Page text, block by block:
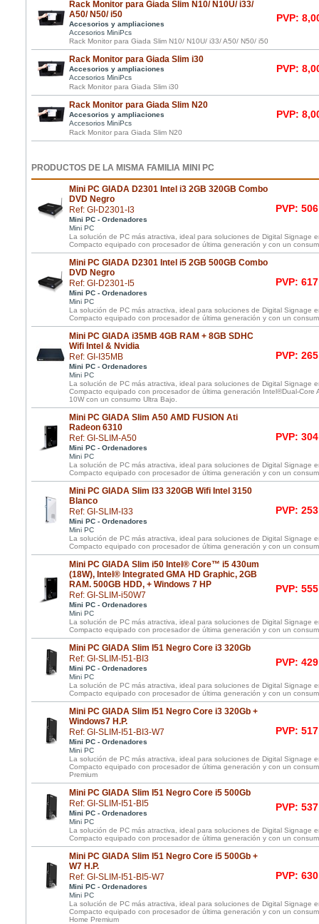
Rack Monitor para Giada Slim N10/ N10U/ i33/
A50/ N50/ i50
Accesorios y ampliaciones
Accesorios MiniPcs
PVP:
Rack Monitor para Giada Slim N10/ N10U/ i33/ A50/ N50/ i50
Rack Monitor para Giada Slim i30
Accesorios y ampliaciones
Accesorios MiniPcs
PVP:
Rack Monitor para Giada Slim i30
Rack Monitor para Giada Slim N20
Accesorios y ampliaciones
Accesorios MiniPcs
PVP:
Rack Monitor para Giada Slim N20
PRODUCTOS DE LA MISMA FAMILIA MINI PC
Mini PC GIADA D2301 Intel i3 2GB 320GB Combo
DVD Negro
Ref: GI-D2301-I3
Mini PC - Ordenadores
Mini PC
PVP:
La solución de PC más atractiva, ideal para soluciones de Digital Signage
Compacto equipado con procesador de última generación y con un
Mini PC GIADA D2301 Intel i5 2GB 500GB Combo
DVD Negro
Ref: GI-D2301-I5
Mini PC - Ordenadores
Mini PC
PVP:
La solución de PC más atractiva, ideal para soluciones de Digital Signage
Compacto equipado con procesador de última generación y con un
Mini PC GIADA i35MB 4GB RAM + 8GB SDHC
Wifi Intel & Nvidia
Ref: GI-I35MB
Mini PC - Ordenadores
Mini PC
PVP:
La solución de PC más atractiva, ideal para soluciones de Digital Signage
Compacto equipado con procesador de última generación Intel®Dual-
10W con un consumo Ultra Bajo.
Mini PC GIADA Slim A50 AMD FUSION Ati
Radeon 6310
Ref: GI-SLIM-A50
Mini PC - Ordenadores
Mini PC
PVP:
La solución de PC más atractiva, ideal para soluciones de Digital Signage
Compacto equipado con procesador de última generación y con un
Mini PC GIADA Slim I33 320GB Wifi Intel 3150
Blanco
Ref: GI-SLIM-I33
Mini PC - Ordenadores
Mini PC
PVP:
La solución de PC más atractiva, ideal para soluciones de Digital Signage
Compacto equipado con procesador de última generación y con un
Mini PC GIADA Slim i50 Intel® Core™ i5 430um
(18W), Intel® Integrated GMA HD Graphic, 2GB
RAM. 500GB HDD, + Windows 7 HP
Ref: GI-SLIM-i50W7
Mini PC - Ordenadores
Mini PC
PVP:
La solución de PC más atractiva, ideal para soluciones de Digital Signage
Compacto equipado con procesador de última generación y con un
Mini PC GIADA Slim I51 Negro Core i3 320Gb
Ref: GI-SLIM-I51-BI3
Mini PC - Ordenadores
Mini PC
PVP:
La solución de PC más atractiva, ideal para soluciones de Digital Signage
Compacto equipado con procesador de última generación y con un
Mini PC GIADA Slim I51 Negro Core i3 320Gb +
Windows7 H.P.
Ref: GI-SLIM-I51-BI3-W7
Mini PC - Ordenadores
Mini PC
PVP:
La solución de PC más atractiva, ideal para soluciones de Digital Signage
Compacto equipado con procesador de última generación y con un
Premium
Mini PC GIADA Slim I51 Negro Core i5 500Gb
Ref: GI-SLIM-I51-BI5
Mini PC - Ordenadores
Mini PC
PVP:
La solución de PC más atractiva, ideal para soluciones de Digital Signage
Compacto equipado con procesador de última generación y con un
Mini PC GIADA Slim I51 Negro Core i5 500Gb +
W7 H.P.
Ref: GI-SLIM-I51-BI5-W7
Mini PC - Ordenadores
Mini PC
PVP:
La solución de PC más atractiva, ideal para soluciones de Digital Signage
Compacto equipado con procesador de última generación y con un
Home Premium